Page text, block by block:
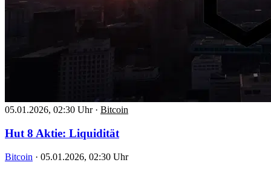
05.01.2026, 02:30 Uhr · Bitcoin
Hut 8 Aktie: Liquidität
Bitcoin · 05.01.2026, 02:30 Uhr